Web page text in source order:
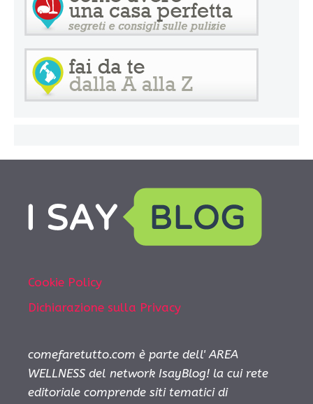
Cookie Policy
Dichiarazione sulla Privacy
comefaretutto.com è parte dell' AREA
WELLNESS del network IsayBlog! la cui rete
editoriale comprende siti tematici di